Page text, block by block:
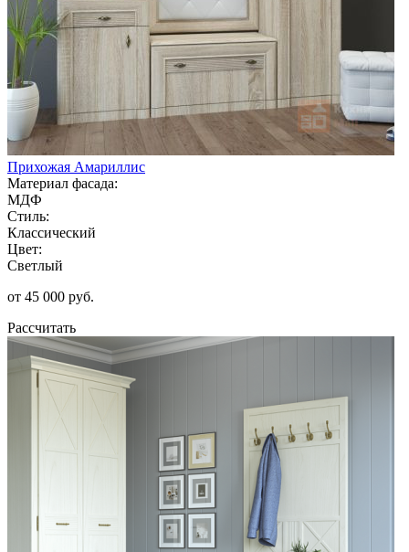
Прихожая Амариллис
Материал фасада:
МДФ
Стиль:
Классический
Цвет:
Светлый
от 45 000 руб.
Рассчитать